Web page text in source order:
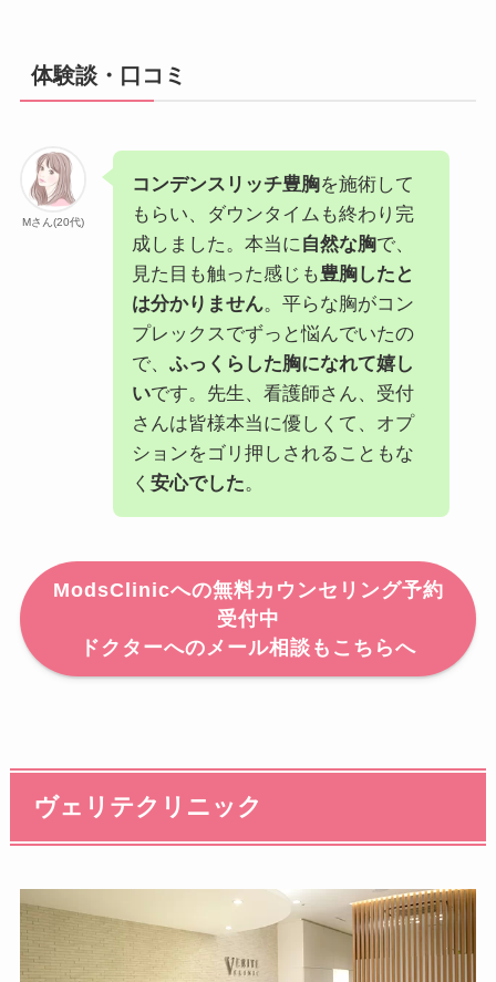
体験談・口コミ
Mさん(20代)
コンデンスリッチ豊胸を施術して
もらい、ダウンタイムも終わり完
成しました。本当に 自然な胸で、
見た目も触った感じも豊胸したと
は分かりません。平らな胸がコン
プレックスでずっと悩んでいたの
で、 ふっくらした胸になれて嬉し
いです。先生、看護師さん、受付
さんは皆様本当に優しくて、オプ
ションをゴリ押しされることもな
く 安心でした。
ModsClinicへの無料カウンセリング予約
受付中
ドクターへのメール相談もこちらへ
ヴェリテクリニック